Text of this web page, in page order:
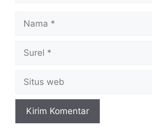
Nama
Surel
Situs
web